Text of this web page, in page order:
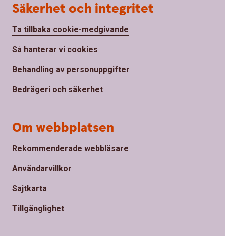
Säkerhet och integritet
Ta tillbaka cookie-medgivande
Så hanterar vi cookies
Behandling av personuppgifter
Bedrägeri och säkerhet
Om webbplatsen
Rekommenderade webbläsare
Användarvillkor
Sajtkarta
Tillgänglighet